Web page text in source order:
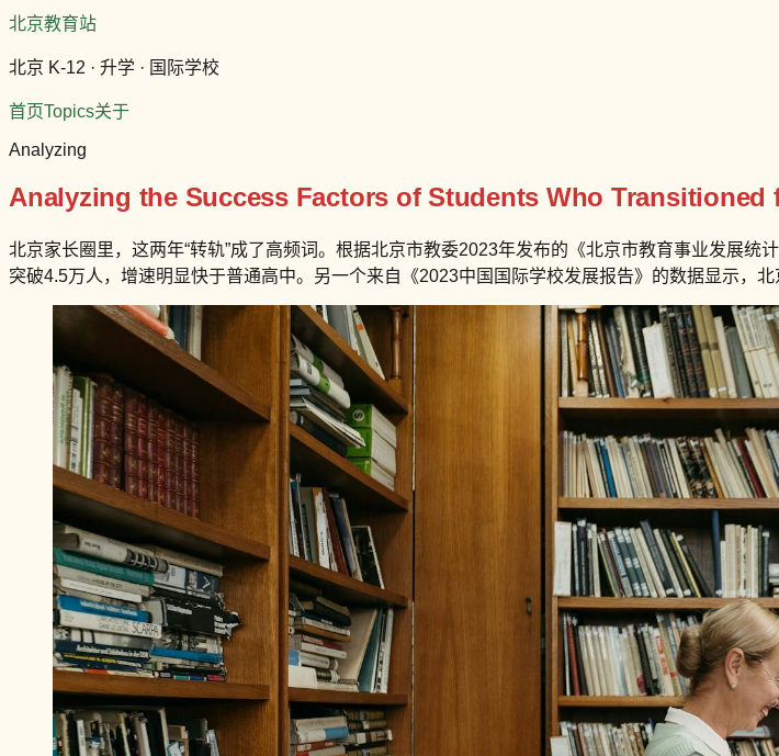
北京教育站
北京 K-12 · 升学 · 国际学校
首页Topics关于
Analyzing
Analyzing the Success Factors of Students Who
北京家长圈里，这两年“转轨”成了高频词。根据北京市教委2023年发布的《北京市教育事业发展
突破4.5万人，增速明显快于普通高中。另一个来自《2023中国国际学校发展报告》的数据显示，